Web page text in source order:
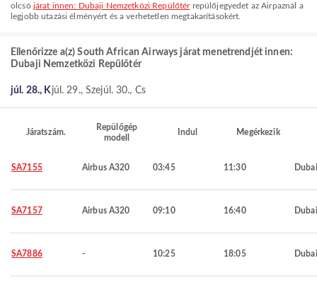
olcsó járat innen: Dubaji Nemzetközi Repülőtérrepülőjegyedet az Airpaznál a
legjobb utazási élményért és a verhetetlen megtakarításokért.
Ellenőrizze a(z) South African Airways járat menetrendjét innen:
Dubaji Nemzetközi Repülőtér
júl. 28., Kjúl. 29., Szejúl. 30., Cs
Járatszám.
Repülőgép
modell
Indul Megérkezik
SA7155 Airbus A320 03:45 11:30 Dubai
SA7157 Airbus A320 09:10 16:40 Dubai
SA7886 - 10:25 18:05 Dubai